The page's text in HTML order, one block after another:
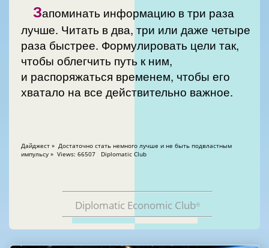
Запоминать информацию в три раза
лучше. Читать в два, три или даже четыре
раза быстрее. Формулировать цели так,
чтобы облегчить путь к ним,
и распоряжаться временем, чтобы его
хватало на все действительно важное.
Дайджест » Достаточно стать немного лучше и не быть подвластным
импульсу » Views: 66507 Diplomatic Club
Diplomatic Economic Club®